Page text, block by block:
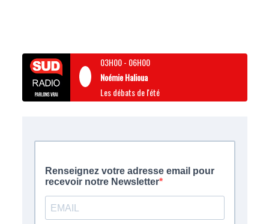
03H00- 06H00
Noémie Halioua
Les débats de l'été